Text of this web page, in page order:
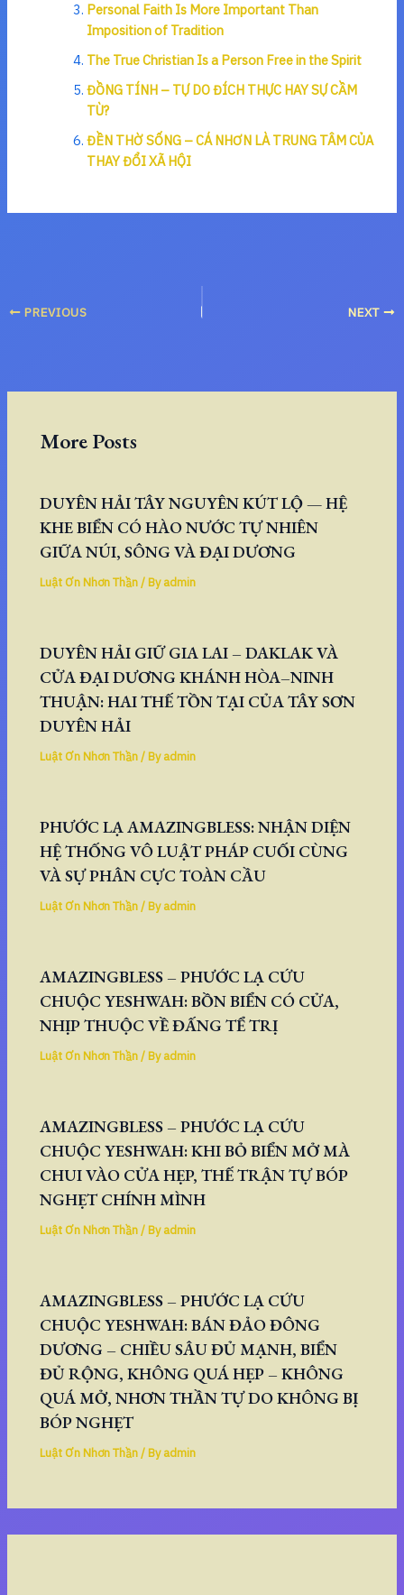
Personal Faith Is More Important Than
Imposition of Tradition
The True Christian Is a Person Free in the Spirit
ĐỒNG TÍNH – TỰ DO ĐÍCH THỰC HAY SỰ CẦM
TÙ?
ĐỀN THỜ SỐNG – CÁ NHƠN LÀ TRUNG TÂM CỦA
THAY ĐỔI XÃ HỘI
PREVIOUS NEXT
More Posts
DUYÊN HẢI TÂY NGUYÊN KÚT LỘ — HỆ
KHE BIỂN CÓ HÀO NƯỚC TỰ NHIÊN
GIỮA NÚI, SÔNG VÀ ĐẠI DƯƠNG
Luật Ơn Nhơn Thần/ Byadmin
DUYÊN HẢI GIỮ GIA LAI – DAKLAK VÀ
CỬA ĐẠI DƯƠNG KHÁNH HÒA–NINH
THUẬN: HAI THẾ TỒN TẠI CỦA TÂY SƠN
DUYÊN HẢI
Luật Ơn Nhơn Thần/ Byadmin
PHƯỚC LẠ AMAZINGBLESS: NHẬN DIỆN
HỆ THỐNG VÔ LUẬT PHÁP CUỐI CÙNG
VÀ SỰ PHÂN CỰC TOÀN CẦU
Luật Ơn Nhơn Thần/ Byadmin
AMAZINGBLESS – PHƯỚC LẠ CỨU
CHUỘC YESHWAH: BỒN BIỂN CÓ CỬA,
NHỊP THUỘC VỀ ĐẤNG TỂ TRỊ
Luật Ơn Nhơn Thần/ Byadmin
AMAZINGBLESS – PHƯỚC LẠ CỨU
CHUỘC YESHWAH: KHI BỎ BIỂN MỞ MÀ
CHUI VÀO CỬA HẸP, THẾ TRẬN TỰ BÓP
NGHẸT CHÍNH MÌNH
Luật Ơn Nhơn Thần/ Byadmin
AMAZINGBLESS – PHƯỚC LẠ CỨU
CHUỘC YESHWAH: BÁN ĐẢO ĐÔNG
DƯƠNG – CHIỀU SÂU ĐỦ MẠNH, BIỂN
ĐỦ RỘNG, KHÔNG QUÁ HẸP – KHÔNG
QUÁ MỞ, NHƠN THẦN TỰ DO KHÔNG BỊ
BÓP NGHẸT
Luật Ơn Nhơn Thần/ Byadmin